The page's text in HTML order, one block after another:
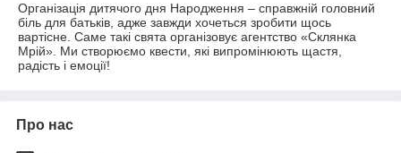
Організація дитячого дня Народження – справжній головний
біль для батьків, адже завжди хочеться зробити щось
вартісне. Саме такі свята організовує агентство «Склянка
Мрій». Ми створюємо квести, які випромінюють щастя,
радість і емоції!
Про нас